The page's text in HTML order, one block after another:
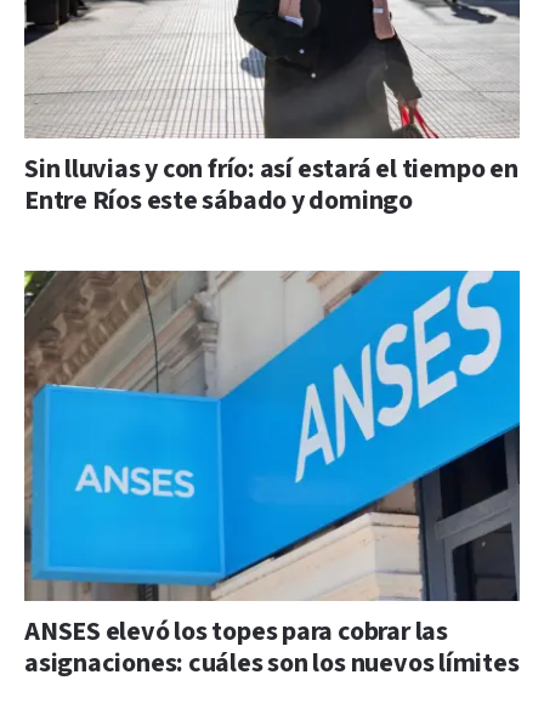
Sin lluvias y con frío: así estará el tiempo en
Entre Ríos este sábado y domingo
ANSES elevó los topes para cobrar las
asignaciones: cuáles son los nuevos límites